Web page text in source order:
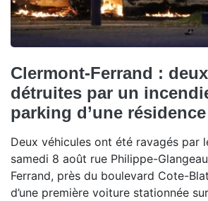
Clermont-Ferrand :
détruites par un
parking d’une résidence
Deux véhicules ont été ravagés par
samedi 8 août rue Philippe-
Ferrand, près du boulevard Cote-
d’une première voiture stationnée